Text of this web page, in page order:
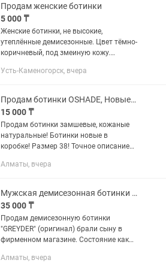
комфортные, не подошёл размер.
Покупала...
Продам женские ботинки
5 000 ₸
Женские ботинки, не высокие,
утеплённые демисезонные. Цвет тёмно-
коричневый, под змеиную кожу.
скользит. Состояние очень хорошее.
Усть-Каменогорск, вчера
Продам ботинки OSHADE, Новые! Демисезонные, натуральная замша
15 000 ₸
Продам ботинки замшевые, кожаные
натуральные! Ботинки новые в
коробке! Размер 38! Точное описание
точности такие как на фото,
Алматы, вчера
Мужская демисезонная ботинки Greyder
35 000 ₸
Продам демисезонную ботинки
"GREYDER" (оригинал) брали сыну в
фирменном магазине. Состояние как
мероприятие. Или меняю на такую же
Алматы, вчера